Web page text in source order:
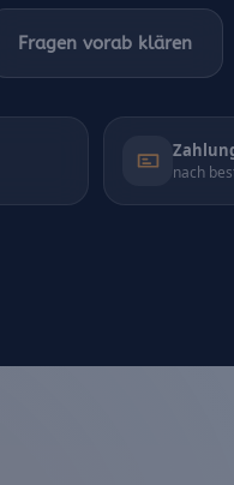
Fragen vorab klären
nach